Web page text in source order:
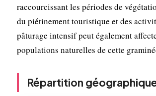
raccourcissant les périodes de
du piétinement touristique et des
pâturage intensif peut également
populations naturelles de cette
Répartition